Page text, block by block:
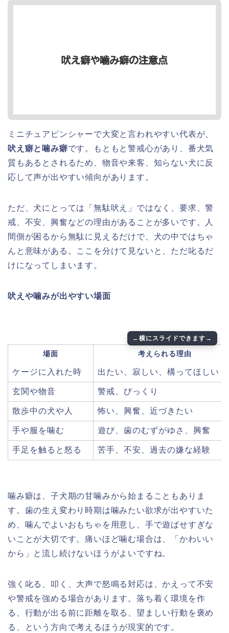
ミニチュアピンシャーで大変と言われやすい代表が、
吠え癖と噛み癖です。もともと警戒心があり、番犬気
質もあるとされるため、物音や来客、知らない犬に反
応して声が出やすい傾向があります。
ただ、犬にとっては「無駄吠え」ではなく、要求、警
戒、不安、興奮などの理由があることが多いです。人
間側が困るから無駄に見えるだけで、犬の中ではちゃ
んと意味がある。ここを分けて見ないと、ただ叱るだ
けになってしまいます。
吠えや噛みが出やすい場面
場面 考えられる理由
ケージに入れた時 出たい、寂しい、構ってほしい
玄関や物音 警戒、びっくり
散歩中の犬や人 怖い、興奮、近づきたい
手や服を噛む 遊び、歯のむずがゆさ、興奮
手足を触ると怒る 苦手、不安、過去の嫌な経験
噛み癖は、子犬期の甘噛みから始まることもありま
す。歯の生え変わり時期は噛みたい欲求が出やすいた
め、噛んでよいおもちゃを用意し、手で遊ばせすぎな
いことが大切です。痛いほど噛む場合は、「かわいい
から」と流し続けないほうがよいですね。
強く叱る、叩く、大声で怒鳴る対応は、かえって不安
や警戒を強める場合があります。落ち着く環境を作
る、行動が出る前に距離を取る、望ましい行動を褒め
る、という方向で考えるほうが現実的です。